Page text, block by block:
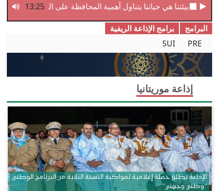
بيئتنا ھي حياتنا يتناول أھمية المحافظة على البيئة13:25
البرامج
برامج الإذاعة الریفیة
PRE
SUI
إذاعة موريتانيا
الإذاعة تطلق حملة إعلامية لمواكبة النسخة الثانية من البرنامج الوطني
“وطني وجهتي”